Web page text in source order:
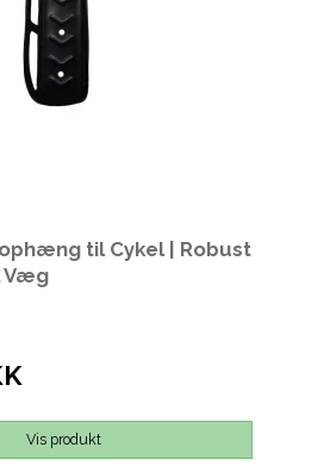
til Cykel | Robust
Væg
Vis produkt